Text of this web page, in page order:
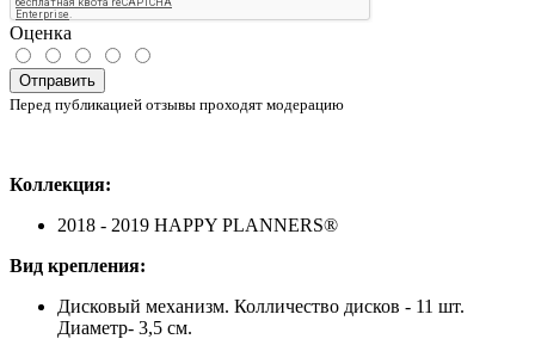
Оценка
Отправить
Перед публикацией отзывы проходят модерацию
Коллекция:
2018 - 2019 HAPPY PLANNERS®
Вид крепления:
Дисковый механизм. Колличество дисков - 11 шт.
Диаметр- 3,5 см.